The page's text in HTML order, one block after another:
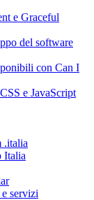
e Graceful
del software
con Can I
e JavaScript
.italia
Italia
servizi